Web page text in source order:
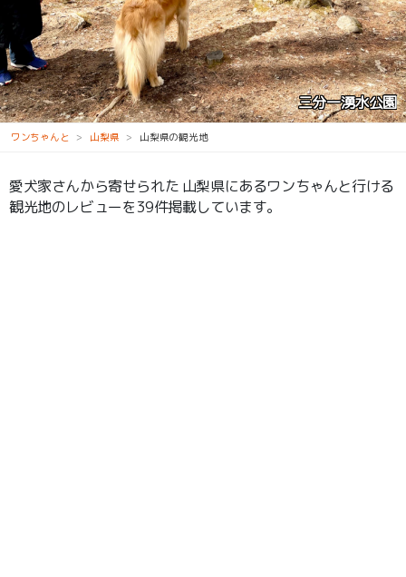
久遠寺
ワンちゃんと 山梨県 山梨県の観光地
愛犬家さんから寄せられた 山梨県にあるワンちゃんと行ける
観光地のレビューを39件掲載しています。